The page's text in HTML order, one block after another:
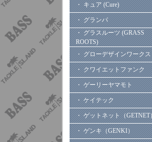
・ キュア (Cure)
・ グランパ
・ グラスルーツ (GRASS
ROOTS)
・ グローデザインワークス
・ クワイエットファンク
・ ゲーリーヤマモト
・ ケイテック
・ ゲットネット（GETNET
・ ゲンキ（GENKI）